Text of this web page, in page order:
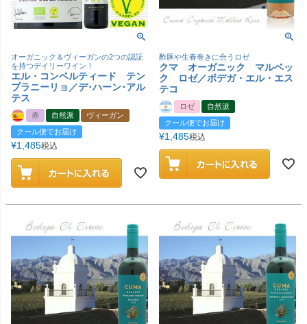
オーガニック＆ヴィーガンの2つの認証
を持つデイリーワイン！
エル・コンベルティード テン
プラニーリョ／デ･ハーン･アル
テス
赤 自然派
ヴィーガン
クール便でお届け
¥1,485税込
酢豚や生春巻きに合うロゼ
クマ オーガニック マルベッ
ク ロゼ／ボデガ・エル・エス
テコ
ロゼ
自然派
クール便でお届け
¥1,485税込